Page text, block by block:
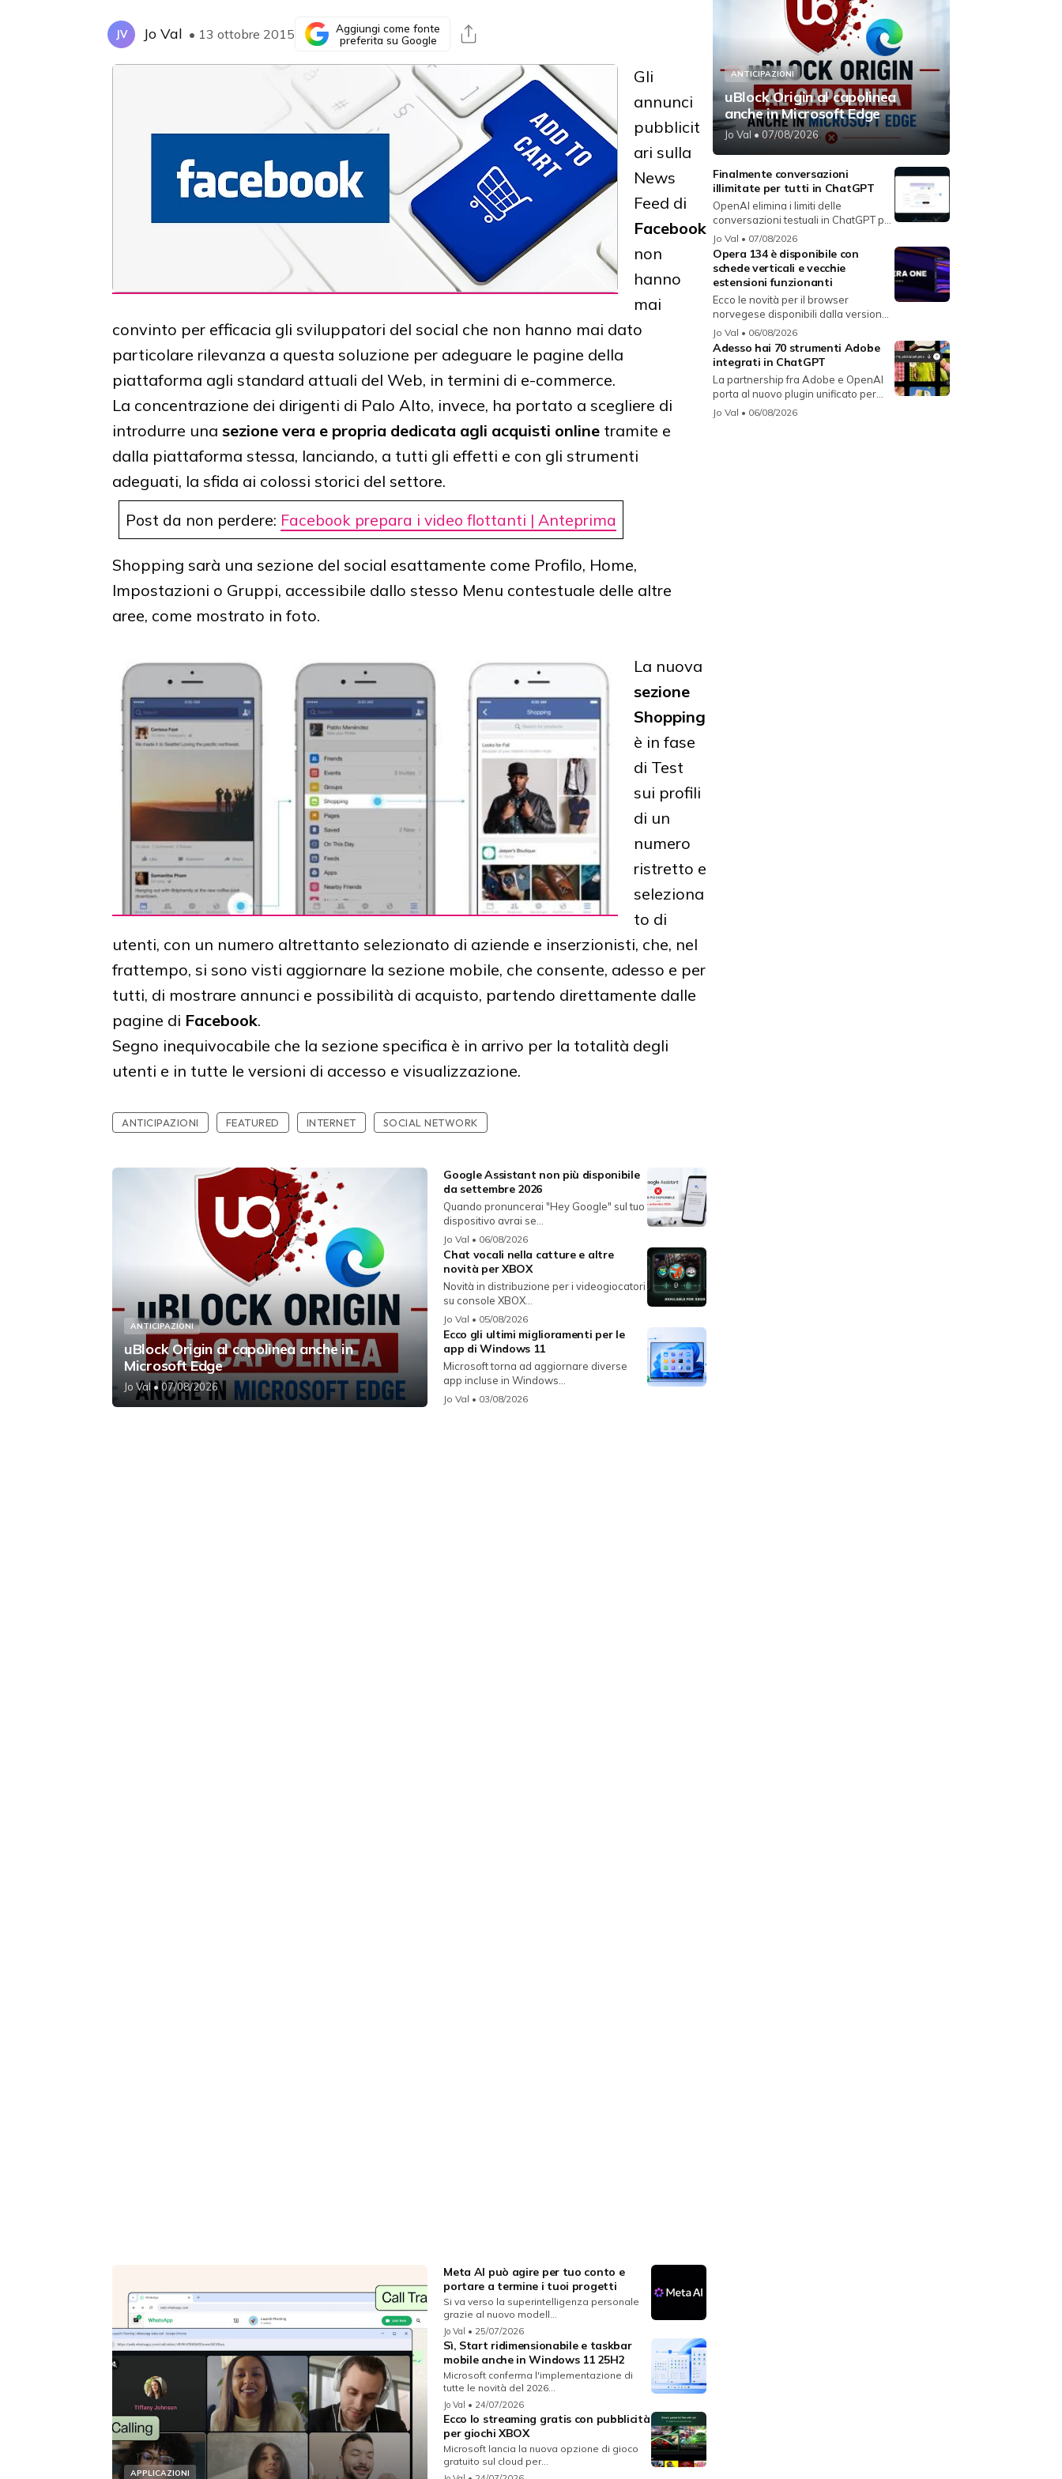
JV Jo Val • 13 ottobre 2015
Aggiungi come fonte
preferita su Google
Gli
annunci
pubblicit
ari sulla
News
Feed di
Facebook
non
hanno
mai
convinto per efficacia gli sviluppatori del social che non hanno mai dato
particolare rilevanza a questa soluzione per adeguare le pagine della
piattaforma agli standard attuali del Web, in termini di e-commerce.
La concentrazione dei dirigenti di Palo Alto, invece, ha portato a scegliere di
introdurre una sezione vera e propria dedicata agli acquisti online tramite e
dalla piattaforma stessa, lanciando, a tutti gli effetti e con gli strumenti
adeguati, la sfida ai colossi storici del settore.
Post da non perdere: Facebook prepara i video flottanti | Anteprima
Shopping sarà una sezione del social esattamente come Profilo, Home,
Impostazioni o Gruppi, accessibile dallo stesso Menu contestuale delle altre
aree, come mostrato in foto.
La nuova
sezione
Shopping
è in fase
di Test
sui profili
di un
numero
ristretto e
seleziona
to di
utenti, con un numero altrettanto selezionato di aziende e inserzionisti, che, nel
frattempo, si sono visti aggiornare la sezione mobile, che consente, adesso e per
tutti, di mostrare annunci e possibilità di acquisto, partendo direttamente dalle
pagine di Facebook.
Segno inequivocabile che la sezione specifica è in arrivo per la totalità degli
utenti e in tutte le versioni di accesso e visualizzazione.
ANTICIPAZIONI FEATURED INTERNET SOCIAL NETWORK
ANTICIPAZIONI
uBlock Origin al capolinea anche in
Microsoft Edge
Jo Val • 07/08/2026
Google Assistant non più disponibile
da settembre 2026
Quando pronuncerai "Hey Google" sul tuo
dispositivo avrai se...
Jo Val • 06/08/2026
Chat vocali nella catture e altre
novità per XBOX
Novità in distribuzione per i videogiocatori
su console XBOX...
Jo Val • 05/08/2026
Ecco gli ultimi miglioramenti per le
app di Windows 11
Microsoft torna ad aggiornare diverse
app incluse in Windows...
Jo Val • 03/08/2026
APPLICAZIONI
Meta AI può agire per tuo conto e
portare a termine i tuoi progetti
Si va verso la superintelligenza personale
grazie al nuovo modell...
Jo Val • 25/07/2026
Sì, Start ridimensionabile e taskbar
mobile anche in Windows 11 25H2
Microsoft conferma l'implementazione di
tutte le novità del 2026...
Jo Val • 24/07/2026
Ecco lo streaming gratis con pubblicità
per giochi XBOX
Microsoft lancia la nuova opzione di gioco
gratuito sul cloud per...
ANTICIPAZIONI
uBlock Origin al capolinea
anche in Microsoft Edge
Jo Val • 07/08/2026
Finalmente conversazioni
illimitate per tutti in ChatGPT
OpenAI elimina i limiti delle
conversazioni testuali in ChatGPT per
i...
Jo Val • 07/08/2026
Opera 134 è disponibile con
schede verticali e vecchie
estensioni funzionanti
Ecco le novità per il browser
norvegese disponibili dalla versione
134...
Jo Val • 06/08/2026
Adesso hai 70 strumenti Adobe
integrati in ChatGPT
La partnership fra Adobe e OpenAI
porta al nuovo plugin unificato per...
Jo Val • 06/08/2026